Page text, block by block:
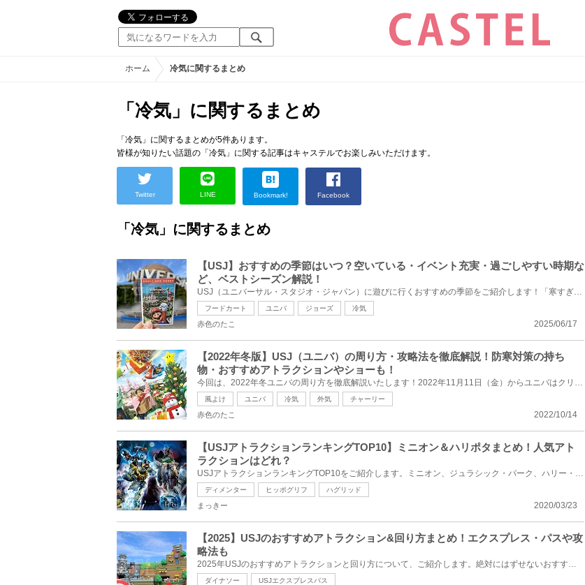
ホーム 冷気に関するまとめ
「冷気」に関するまとめ
「冷気」に関するまとめが5件あります。
皆様が知りたい話題の「冷気」に関する記事はキャステルでお楽しみいただけます。
Twitter LINE Bookmark! Facebook
「冷気」に関するまとめ
【USJ】おすすめの季節はいつ？空いている・イベント充実・過ごしやすい時期な
ど、ベストシーズン解説！
USJ（ユニバーサル・スタジオ・ジャパン）に遊びに行くおすすめの季節をご紹介します！「寒すぎず暑すぎ...
フードカート ユニバ ジョーズ 冷気
2025/06/17
赤色のたこ
【2022年冬版】USJ（ユニバ）の周り方・攻略法を徹底解説！防寒対策の持ち
物・おすすめアトラクションやショーも！
今回は、2022年冬ユニバの周り方を徹底解説いたします！2022年11月11日（金）からユニバはクリスマス期...
風よけ ユニバ 冷気 外気 チャーリー
2022/10/14
赤色のたこ
【USJアトラクションランキングTOP10】ミニオン＆ハリポタまとめ！人気アト
ラクションはどれ？
USJアトラクションランキングTOP10をご紹介します。ミニオン、ジュラシック・パーク、ハリー・ポッター...
ディメンター ヒッポグリフ ハグリッド
2020/03/23
まっきー
【2025】USJのおすすめアトラクション&回り方まとめ！エクスプレス・パスや攻
略法も
2025年USJのおすすめアトラクションと回り方について、ご紹介します。絶対にはずせないおすすめアトラク...
ダイナソー USJエクスプレスパス